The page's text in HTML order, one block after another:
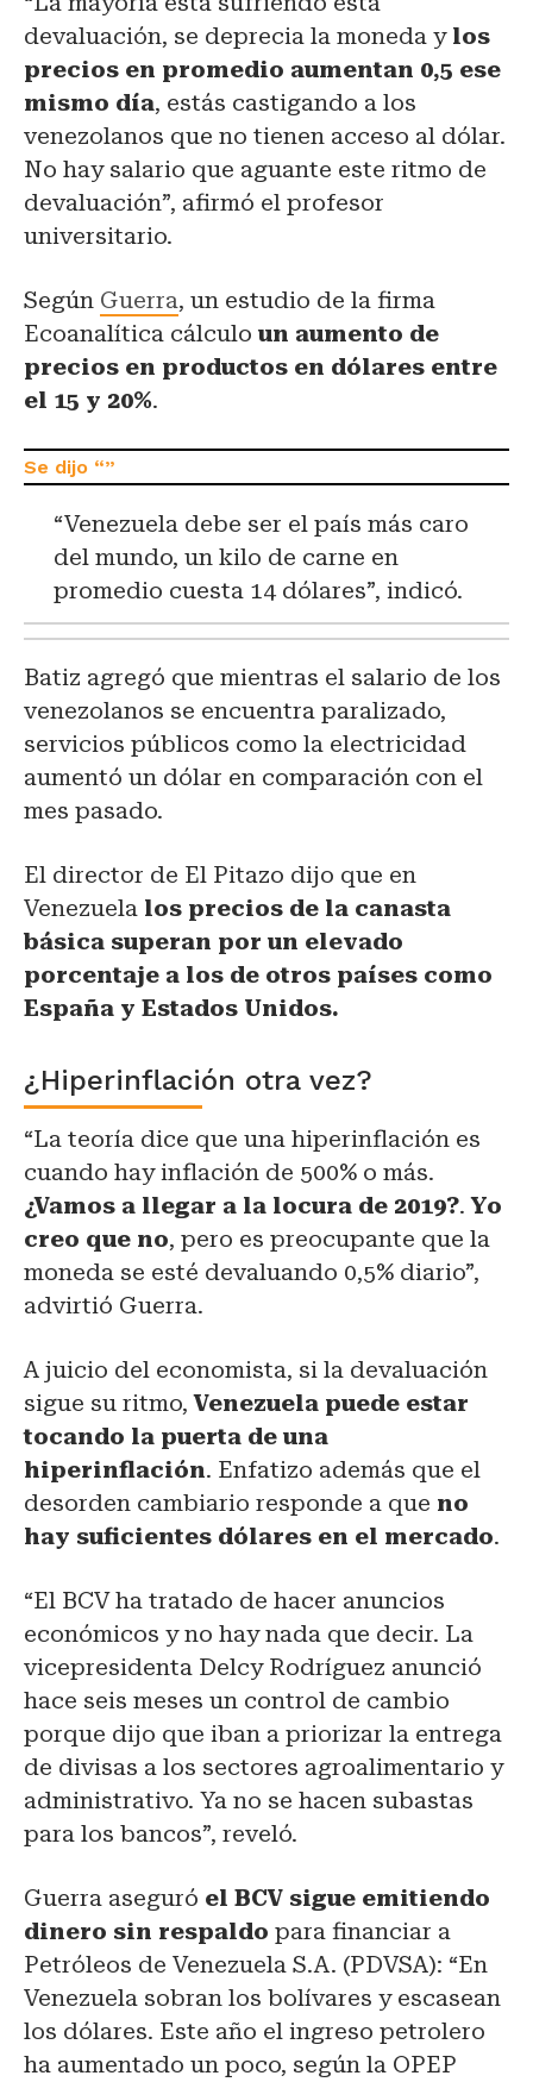
devaluación, se deprecia la moneda y los
precios en promedio aumentan 0,5 ese
mismo día, estás castigando a los
venezolanos que no tienen acceso al dólar.
No hay salario que aguante este ritmo de
devaluación”, afirmó el profesor
universitario.
Según Guerra, un estudio de la firma
Ecoanalítica cálculo un aumento de
precios en productos en dólares entre
el 15 y 20%.
“Venezuela debe ser el país más caro
del mundo, un kilo de carne en
promedio cuesta 14 dólares”, indicó.
Batiz agregó que mientras el salario de los
venezolanos se encuentra paralizado,
servicios públicos como la electricidad
aumentó un dólar en comparación con el
mes pasado.
El director de El Pitazo dijo que en
Venezuela los precios de la canasta
básica superan por un elevado
porcentaje a los de otros países como
España y Estados Unidos.
¿Hiperinflación otra vez?
“La teoría dice que una hiperinflación es
cuando hay inflación de 500% o más.
¿Vamos a llegar a la locura de 2019?.Yo
creo que no, pero es preocupante que la
moneda se esté devaluando 0,5% diario”,
advirtió Guerra.
A juicio del economista, si la devaluación
sigue su ritmo,Venezuela puede estar
tocando la puerta de una
hiperinflación. Enfatizo además que el
desorden cambiario responde a que no
hay suficientes dólares en el mercado.
“El BCV ha tratado de hacer anuncios
económicos y no hay nada que decir. La
vicepresidenta Delcy Rodríguez anunció
hace seis meses un control de cambio
porque dijo que iban a priorizar la entrega
de divisas a los sectores agroalimentario y
administrativo. Ya no se hacen subastas
para los bancos”, reveló.
Guerra aseguró el BCV sigue emitiendo
dinero sin respaldo para financiar a
Petróleos de Venezuela S.A. (PDVSA): “En
Venezuela sobran los bolívares y escasean
los dólares. Este año el ingreso petrolero
ha aumentado un poco, según la OPEP